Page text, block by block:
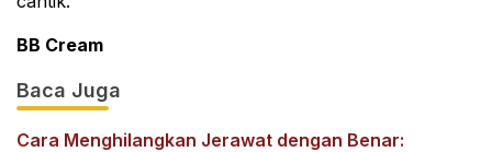
BB Cream
Baca Juga
Cara Menghilangkan Jerawat dengan Benar: